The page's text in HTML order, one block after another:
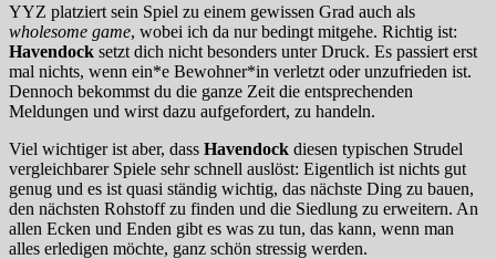
YYZ platziert sein Spiel zu einem gewissen Grad auch als
wholesome game, wobei ich da nur bedingt mitgehe. Richtig ist:
Havendock setzt dich nicht besonders unter Druck. Es passiert erst
mal nichts, wenn ein*e Bewohner*in verletzt oder unzufrieden ist.
Dennoch bekommst du die ganze Zeit die entsprechenden
Meldungen und wirst dazu aufgefordert, zu handeln.
Viel wichtiger ist aber, dass Havendock diesen typischen Strudel
vergleichbarer Spiele sehr schnell auslöst: Eigentlich ist nichts gut
genug und es ist quasi ständig wichtig, das nächste Ding zu bauen,
den nächsten Rohstoff zu finden und die Siedlung zu erweitern. An
allen Ecken und Enden gibt es was zu tun, das kann, wenn man
alles erledigen möchte, ganz schön stressig werden.